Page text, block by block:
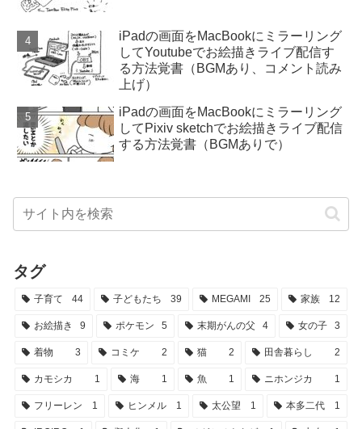
iPadの画面をMacBookにミラーリング
してYoutubeでお絵描きライブ配信す
る方法覚書（BGMあり、コメント読み
上げ）
iPadの画面をMacBookにミラーリング
してPixiv sketchでお絵描きライブ配信
する方法覚書（BGMありで）
タグ
子育て 44 子どもたち 39 MEGAMI 25 家族 12
お絵描き 9 ポケモン 5 末期がんの父 4 女の子 3
着物 3 コミケ 2 猫 2 田舎暮らし 2
カモシカ 1 海 1 魚 1 ニホンジカ 1
フリーレン 1 ヒンメル 1 太公望 1 本多二代 1